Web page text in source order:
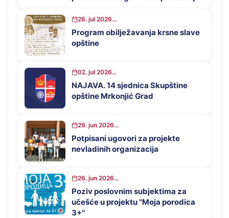
Mrkonjić Grad u 2026. godini
26. jul 2026...
Program obilježavanja krsne slave
opštine
02. jul 2026...
NAJAVA. 14 sjednica Skupštine
opštine Mrkonjić Grad
29. jun 2026...
Potpisani ugovori za projekte
nevladinih organizacija
26. jun 2026...
Poziv poslovnim subjektima za
učešće u projektu ''Moja porodica
3+''